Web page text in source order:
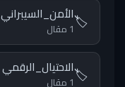
🏷️الأمن_السيبراني
1 مقال
🏷️الاحتيال_الرقمي
1 مقال